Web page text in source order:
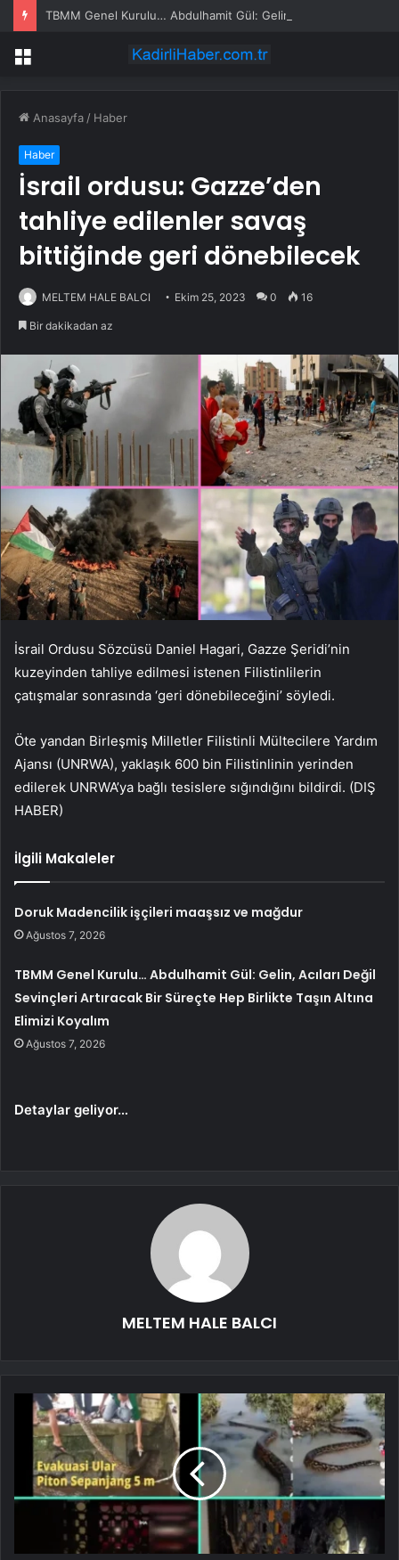
Menü
Anasayfa / Haber
Haber
İsrail ordusu: Gazze’den
tahliye edilenler savaş
bittiğinde geri dönebilecek
MELTEM HALE BALCI Ekim 25, 2023 0 16
Bir dakikadan az
İsrail Ordusu Sözcüsü Daniel Hagari, Gazze Şeridi’nin
kuzeyinden tahliye edilmesi istenen Filistinlilerin
çatışmalar sonrasında ‘geri dönebileceğini’ söyledi.
Öte yandan Birleşmiş Milletler Filistinli Mültecilere Yardım
Ajansı (UNRWA), yaklaşık 600 bin Filistinlinin yerinden
edilerek UNRWA’ya bağlı tesislere sığındığını bildirdi. (DIŞ
HABER)
İlgili Makaleler
Doruk Madencilik işçileri maaşsız ve mağdur
Ağustos 7, 2026
TBMM Genel Kurulu… Abdulhamit Gül: Gelin, Acıları Değil
Sevinçleri Artıracak Bir Süreçte Hep Birlikte Taşın Altına
Elimizi Koyalım
Ağustos 7, 2026
Detaylar geliyor…
MELTEM HALE BALCI